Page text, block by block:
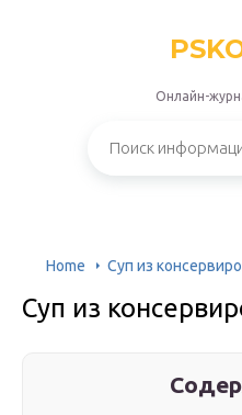
Онлайн-
Home Суп из
Суп из